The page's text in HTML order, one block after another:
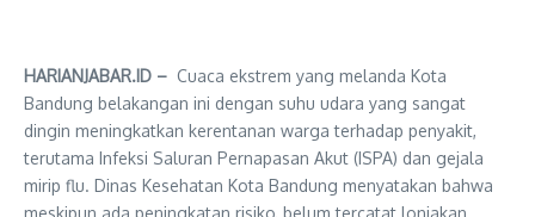
HARIANJABAR.ID – Cuaca ekstrem yang melanda Kota
Bandung belakangan ini dengan suhu udara yang sangat
dingin meningkatkan kerentanan warga terhadap penyakit,
terutama Infeksi Saluran Pernapasan Akut (ISPA) dan gejala
mirip flu. Dinas Kesehatan Kota Bandung menyatakan bahwa
meskipun ada peningkatan risiko, belum tercatat lonjakan